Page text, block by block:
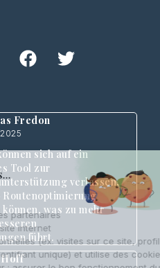
Fredon
sich auf ein
Tool zur
verlassen,
was zu mehr
führt.